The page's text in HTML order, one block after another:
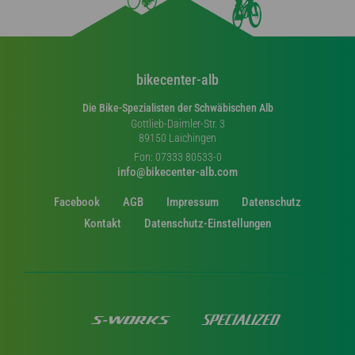
bikecenter-alb
Die Bike-Spezialisten der Schwäbischen Alb
Gottlieb-Daimler-Str. 3
89150 Laichingen
Fon: 07333 80533-0
info@bikecenter-alb.com
Facebook AGB Impressum
Datenschutz
Kontakt
Datenschutz-Einstellungen